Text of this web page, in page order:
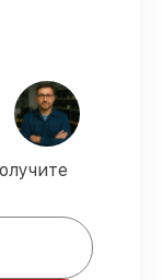
– все
до